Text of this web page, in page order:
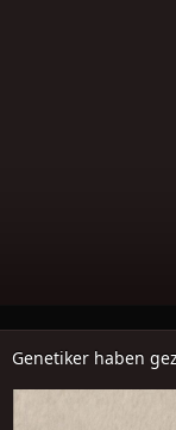
Genetiker haben